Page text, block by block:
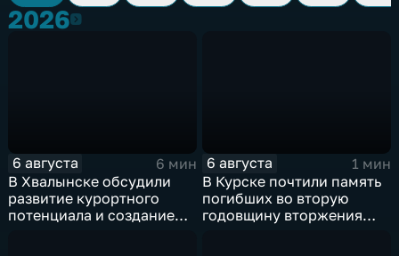
20262026
6 августа
6 мин
В Хвалынске обсудили
развитие курортного
потенциала и создание
6 августа
1 мин
В Курске почтили память
погибших во вторую
годовщину вторжения